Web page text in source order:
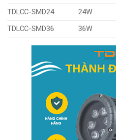
TDLCC-SMD24
24W
TDLCC-SMD36
36W